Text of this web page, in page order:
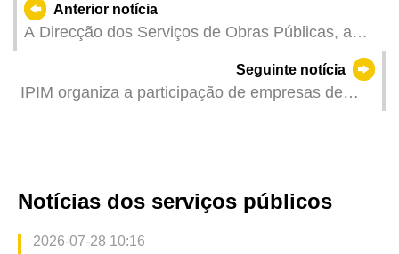
Anterior notícia
A Direcção dos Serviços de Obras Públicas, a
Direcção dos Serviços de Assuntos Marítimos e
de Água e a Direcção dos Serviços para os
Assuntos Laborais estão muito atentas ao
Seguinte notícia
IPIM organiza a participação de empresas de
Notícias dos serviços públicos
2026-07-28 10:16